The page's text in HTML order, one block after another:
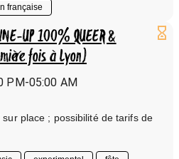
française
UP 100% QUEER &
fois à Lyon)
PM-05:00 AM
place ; possibilité de tarifs de